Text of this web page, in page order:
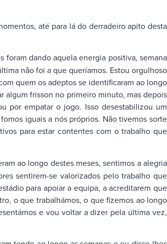
até para lá do derradeiro apito desta
foram dando aquela energia positiva, semana
não foi a que queríamos. Estou orgulhoso
quem os adeptos se identificaram ao longo
algum frisson no primeiro minuto, mas depois
por empatar o jogo. Isso desestabilizou um
iguais a nós próprios. Não tivemos sorte
para estar contentes com o trabalho que
ao longo destes meses, sentimos a alegria
sentirem-se valorizados pelo trabalho que
para apoiar a equipa, a acreditarem que
o que trabalhámos, o que fizemos ao longo
e vou voltar a dizer pela última vez,